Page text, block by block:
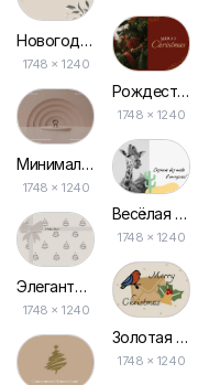
Новогодняя Открытка Бежевого Цвета с Поздравлением
1748 × 1240
Минималистичная Открытка «карточка После Покупки»
1748 × 1240
Элегантная Рождественская Открытка Бежевого Оттенка
1748 × 1240
Рождественская Открытка в Красных Тонах для Нового Года
1748 × 1240
Весёлая Открытка с Отпуска
1748 × 1240
Золотая Открытка с Рождественской Птицей
1748 × 1240